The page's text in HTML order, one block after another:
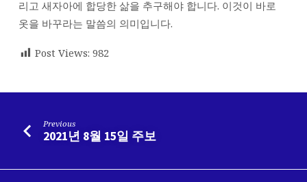
리고 새자아에 합당한 삶을 추구해야 합니다. 이것이 바로
옷을 바꾸라는 말씀의 의미입니다.
Post Views: 982
Previous
2021년 8월 15일 주보